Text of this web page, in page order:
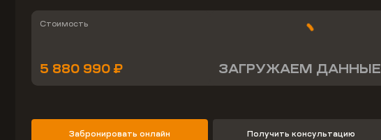
Стоимость
5 880 990 ₽ ЗАГРУЖАЕМ ДАННЫЕ
Забронировать онлайн Получить консультацию